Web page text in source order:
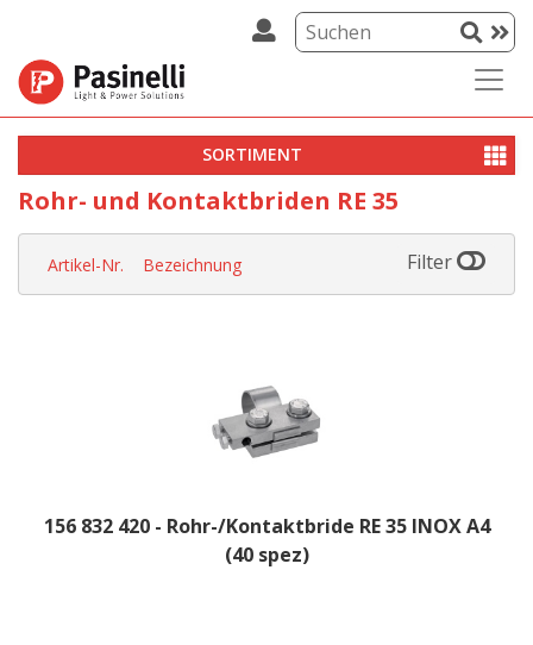
SORTIMENT
Rohr- und Kontaktbriden RE 35
Artikel-Nr. Bezeichnung Filter
156 832 420 - Rohr-/Kontaktbride RE 35 INOX A4
(40 spez)